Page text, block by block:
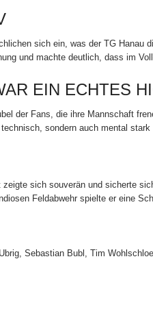
sich ein, was der TG Hanau
und machte deutlich, dass im
EIN ECHTES
der Fans, die ihre Mannschaft
sondern auch mental
sich souverän und sicherte
Feldabwehr spielte er eine
Sebastian Bubl, Tim